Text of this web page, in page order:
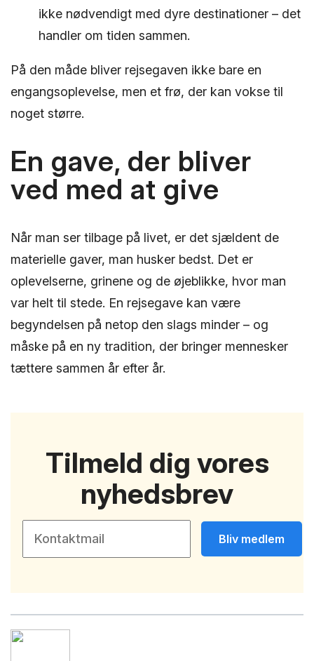
ikke nødvendigt med dyre destinationer – det
handler om tiden sammen.
På den måde bliver rejsegaven ikke bare en
engangsoplevelse, men et frø, der kan vokse til
noget større.
En gave, der bliver
ved med at give
Når man ser tilbage på livet, er det sjældent de
materielle gaver, man husker bedst. Det er
oplevelserne, grinene og de øjeblikke, hvor man
var helt til stede. En rejsegave kan være
begyndelsen på netop den slags minder – og
måske på en ny tradition, der bringer mennesker
tættere sammen år efter år.
Tilmeld dig vores
nyhedsbrev
Bliv medlem